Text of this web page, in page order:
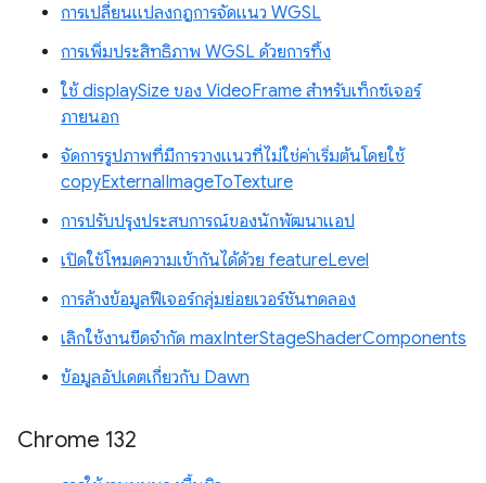
การเปลี่ยนแปลงกฎการจัดแนว WGSL
การเพิ่มประสิทธิภาพ WGSL ด้วยการทิ้ง
ใช้ displaySize ของ VideoFrame สำหรับเท็กซ์เจอร์
ภายนอก
จัดการรูปภาพที่มีการวางแนวที่ไม่ใช่ค่าเริ่มต้นโดยใช้
copyExternalImageToTexture
การปรับปรุงประสบการณ์ของนักพัฒนาแอป
เปิดใช้โหมดความเข้ากันได้ด้วย featureLevel
การล้างข้อมูลฟีเจอร์กลุ่มย่อยเวอร์ชันทดลอง
เลิกใช้งานขีดจำกัด maxInterStageShaderComponents
ข้อมูลอัปเดตเกี่ยวกับ Dawn
Chrome 132